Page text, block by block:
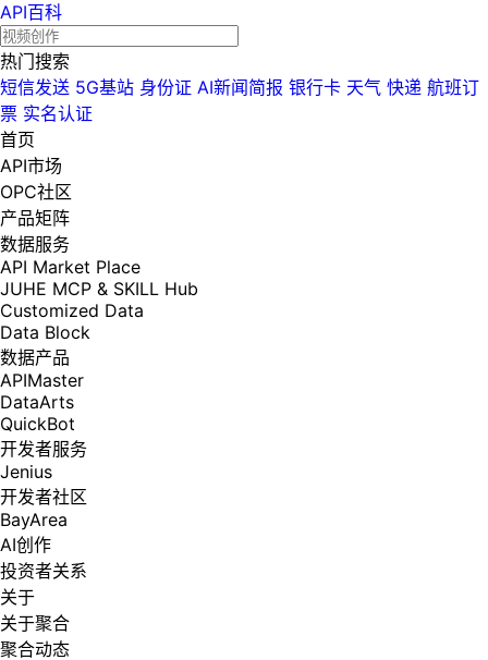
API百科
热门搜索
短信发送 5G基站 身份证 AI新闻简报 银行卡 天气 快递 航班订
票 实名认证
首页
API市场
OPC社区
产品矩阵
数据服务
API Market Place
JUHE MCP & SKILL Hub
Customized Data
Data Block
数据产品
APIMaster
DataArts
QuickBot
开发者服务
Jenius
开发者社区
BayArea
AI创作
投资者关系
关于
关于聚合
聚合动态